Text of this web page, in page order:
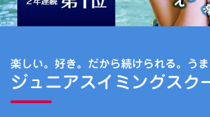
楽しい。好き。だから続けられる。う
ジュニアスイミングスク